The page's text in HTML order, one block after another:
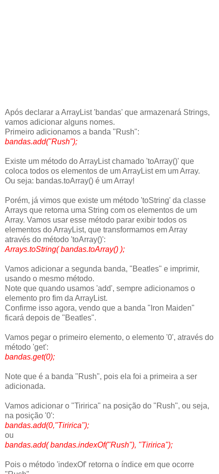
Após declarar a ArrayList 'bandas' que armazenará Strings,
vamos adicionar alguns nomes.
Primeiro adicionamos a banda "Rush":
bandas.add("Rush");
Existe um método do ArrayList chamado 'toArray()' que
coloca todos os elementos de um ArrayList em um Array.
Ou seja: bandas.toArray() é um Array!
Porém, já vimos que existe um método 'toString' da classe
Arrays que retorna uma String com os elementos de um
Array. Vamos usar esse método parar exibir todos os
elementos do ArrayList, que transformamos em Array
através do método 'toArray()':
Arrays.toString( bandas.toArray() );
Vamos adicionar a segunda banda, "Beatles" e imprimir,
usando o mesmo método.
Note que quando usamos 'add', sempre adicionamos o
elemento pro fim da ArrayList.
Confirme isso agora, vendo que a banda "Iron Maiden"
ficará depois de "Beatles".
Vamos pegar o primeiro elemento, o elemento '0', através do
método 'get':
bandas.get(0);
Note que é a banda "Rush", pois ela foi a primeira a ser
adicionada.
Vamos adicionar o "Tiririca" na posição do "Rush", ou seja,
na posição '0':
bandas.add(0,"Tiririca");
ou
bandas.add( bandas.indexOf("Rush"), "Tiririca");
Pois o método 'indexOf' retorna o índice em que ocorre